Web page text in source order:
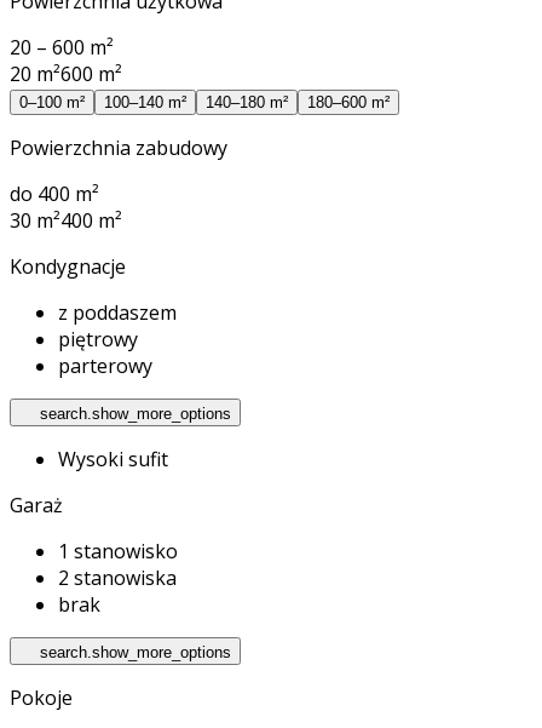
20 – 600 m²
20 m²600 m²
0–100 m² 100–140 m² 140–180 m² 180–600 m²
Powierzchnia zabudowy
do 400 m²
30 m²400 m²
Kondygnacje
z poddaszem
piętrowy
parterowy
search.show_more_options
Wysoki sufit
Garaż
1 stanowisko
2 stanowiska
brak
search.show_more_options
Pokoje